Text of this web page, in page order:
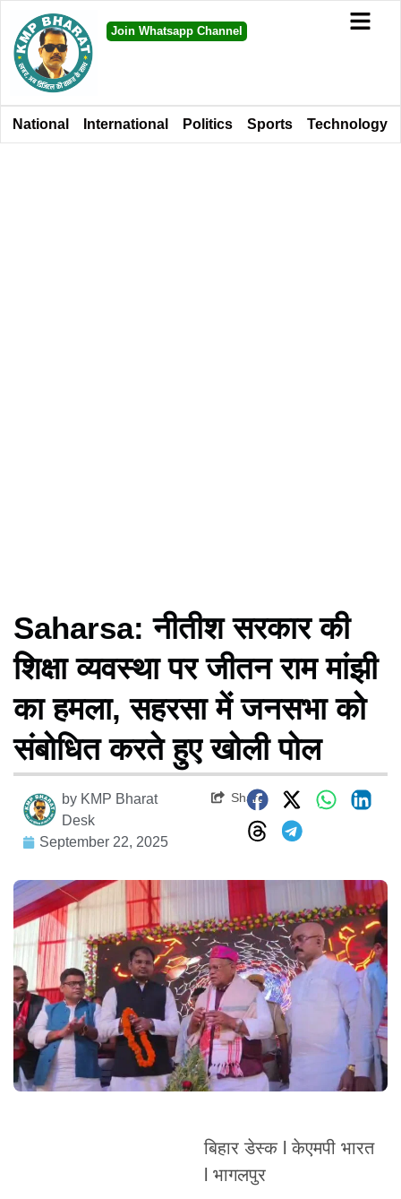
Join Whatsapp Channel
National International Politics Sports Technology
Saharsa: नीतीश सरकार की
शिक्षा व्यवस्था पर जीतन राम मांझी
का हमला, सहरसा में जनसभा को
संबोधित करते हुए खोली पोल
by KMP Bharat
Desk
September 22, 2025
Share
बिहार डेस्क l केएमपी भारत
l भागलपुर